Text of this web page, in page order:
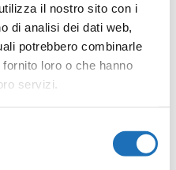
il nostro sito con i
di analisi dei dati web,
potrebbero combinarle
loro o che hanno
servizi.